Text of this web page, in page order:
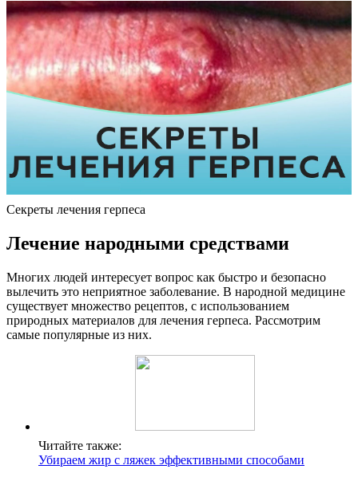
Секреты лечения герпеса
Лечение народными средствами
Многих людей интересует вопрос как быстро и безопасно
вылечить это неприятное заболевание. В народной медицине
существует множество рецептов, с использованием
природных материалов для лечения герпеса. Рассмотрим
самые популярные из них.
Читайте также:
Убираем жир с ляжек эффективными способами